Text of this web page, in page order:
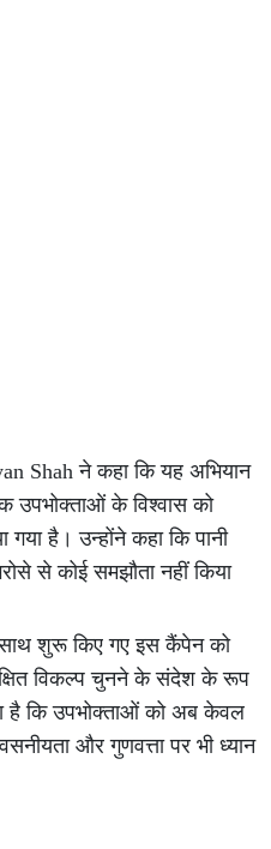
Shah ने कहा कि यह अभियान
उपभोक्ताओं के विश्वास को
है। उन्होंने कहा कि पानी
से कोई समझौता नहीं किया
साथ शुरू किए गए इस कैंपेन को
विकल्प चुनने के संदेश के रूप
है कि उपभोक्ताओं को अब केवल
और गुणवत्ता पर भी ध्यान